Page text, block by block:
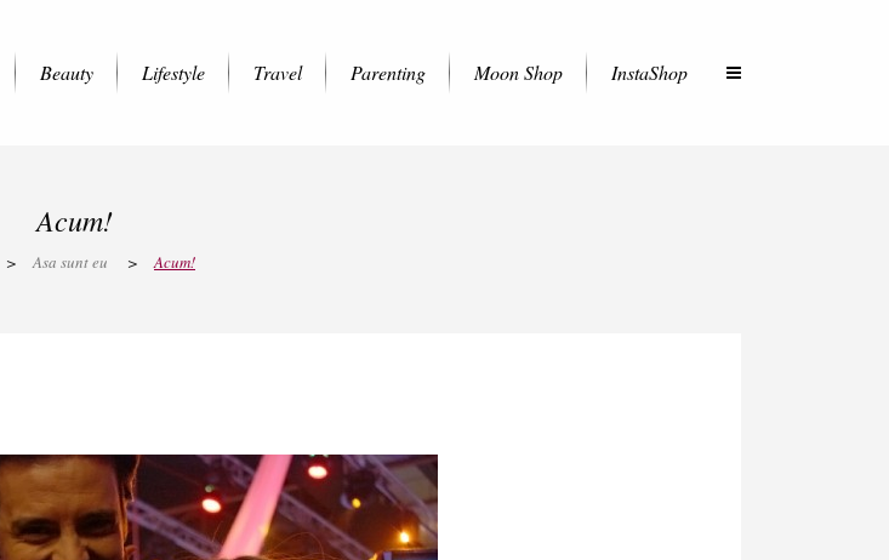
Beauty Lifestyle Travel Parenting Moon Shop InstaShop
Acum!
> Asa sunt eu > Acum!